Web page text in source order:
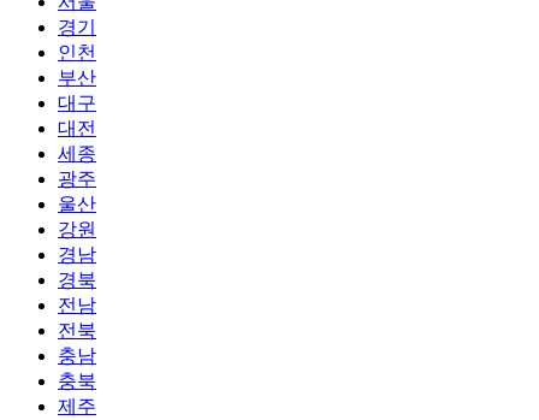
경기
인천
부산
대구
대전
세종
광주
울산
강원
경남
경북
전남
전북
충남
충북
제주